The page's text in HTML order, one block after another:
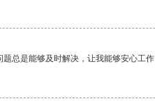
总是能够及时解决，让我能够安心工